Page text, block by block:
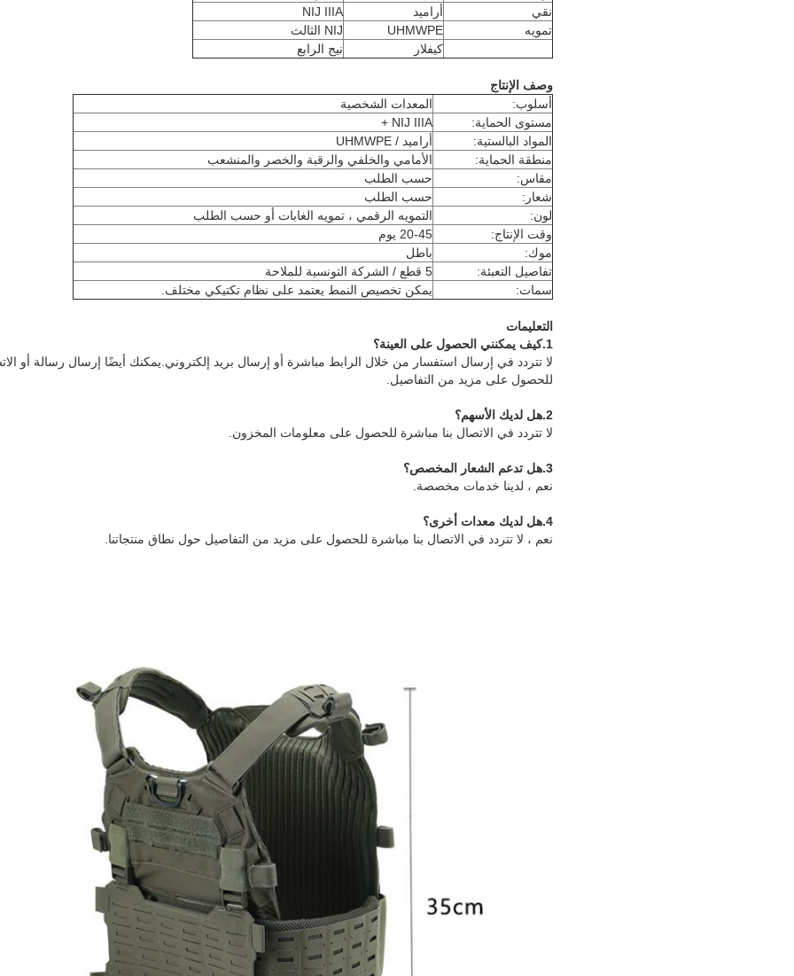
نقي
أراميد
NIJ IIIA
تمويه
UHMWPE
NIJ الثالث
كيفلار
نيج الرابع
وصف الإنتاج
أسلوب:
المعدات الشخصية
مستوى الحماية:
NIJ IIIA +
المواد البالستية:
أراميد / UHMWPE
منطقة الحماية:
الأمامي والخلفي والرقبة والخصر والمنشعب
مقاس:
حسب الطلب
شعار:
حسب الطلب
لون:
التمويه الرقمي ، تمويه الغابات أو حسب الطلب
وقت الإنتاج:
20-45 يوم
موك:
باطل
تفاصيل التعبئة:
5 قطع / الشركة التونسية للملاحة
سمات:
يمكن تخصيص النمط يعتمد على نظام تكتيكي مختلف.
التعليمات
1. كيف يمكنني الحصول على العينة؟
لا تتردد في إرسال استفسار من خلال الرابط مباشرة أو إرسال بريد إلكتروني.يمكنك أيضًا إرسال رسالة أو
للحصول على مزيد من التفاصيل.
2. هل لديك الأسهم؟
لا تتردد في الاتصال بنا مباشرة للحصول على معلومات المخزون.
3. هل تدعم الشعار المخصص؟
نعم ، لدينا خدمات مخصصة.
4. هل لديك معدات أخرى؟
نعم ، لا تتردد في الاتصال بنا مباشرة للحصول على مزيد من التفاصيل حول نطاق منتجاتنا.